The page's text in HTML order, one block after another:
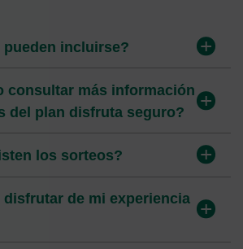
incluirse?
consultar más información
del plan disfruta seguro?
los sorteos?
de mi experiencia